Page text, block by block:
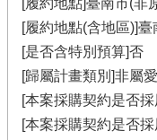
[履約地點]臺南市(非
[履約地點(含地區)]
[是否含特別預算]否
[歸屬計畫類別]非屬
[本案採購契約是否
[本案採購契約是否